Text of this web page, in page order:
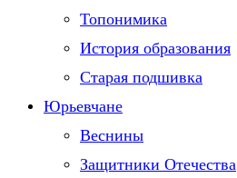
Топонимика
История образования
Старая подшивка
Юрьевчане
Веснины
Защитники Отечества